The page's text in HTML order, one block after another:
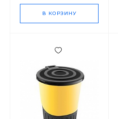
В КОРЗИНУ